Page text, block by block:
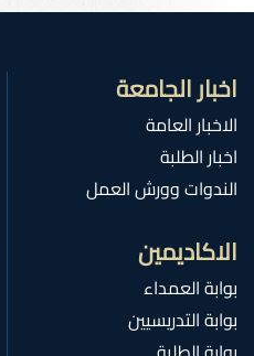
اخبار الجامعة
الاخبار العامة
اخبار الطلبة
الندوات وورش العمل
الاكاديمين
بوابة العمداء
بوابة التدريسيين